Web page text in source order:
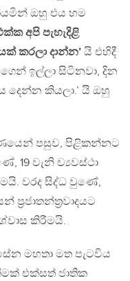
ඔහු එය හම
අපි පැහැදිළි
කරලා දාන්න’ යි එහිදී
ඉල්ලා සිටිනවා, දින
කියලා.’ යි ඔහු
පසුව, පිළිකන්නට
19 වැනි ව්‍යවස්ථා
වරද සිද්ධ වුණේ,
ප‍්‍රජාතන්ත‍්‍රවාදයට
කිරීමයි.
මහතා මත පැටවිය
එක්සත් ජාතික